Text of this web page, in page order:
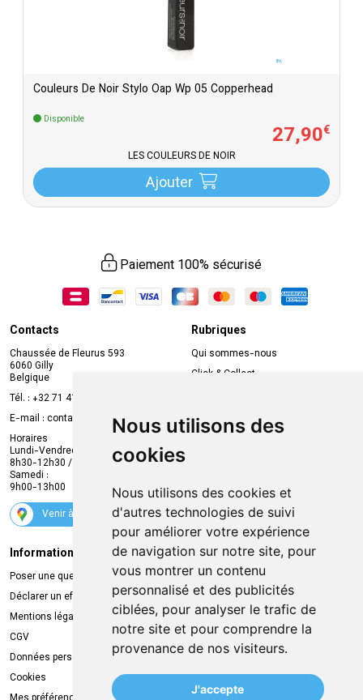
Nous utilisons des
cookies
Nous utilisons des cookies et
d'autres technologies de suivi
pour améliorer votre expérience
de navigation sur notre site, pour
vous montrer un contenu
personnalisé et des publicités
ciblées, pour analyser le trafic de
notre site et pour comprendre la
provenance de nos visiteurs.
J'accepte
Couleurs De Noir Stylo Oap Wp 05 Copperhead
Disponible
27,90€
LES COULEURS DE NOIR
Ajouter
Paiement 100% sécurisé
Contacts
Chaussée de Fleurus 593
6060 Gilly
Belgique
Tél. : +32 71 41 32 10
E-mail : contact
mvapharma.be
Horaires
Lundi-Vendredi :
8h30-12h30 / 13h30-18h30
Samedi :
9h00-13h00
Venir à la pharmacie
Rubriques
Qui sommes-nous
Click & Collect
Compte professionnel
Envoi d’ordonnance
Suivez-nous
Informations légales
Poser une question
Déclarer un effet indésirable
Mentions légales
CGV
Données personnelles
Cookies
Livraison
Retrait à la pharmacie
Livraison chez vous
Livraison dans un Point Relais